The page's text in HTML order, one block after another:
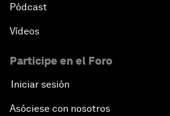
Pódcast
Vídeos
Participe en el Foro
Iniciar sesión
Asóciese con nosotros